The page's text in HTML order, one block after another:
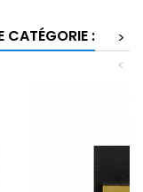
CATÉGORIE :
>
<